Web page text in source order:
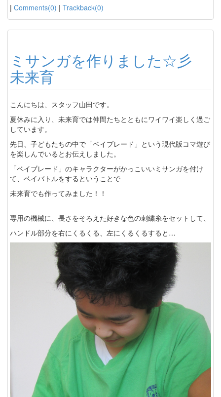
| Comments(0) | Trackback(0)
ミサンガを作りました☆彡
未来育
こんにちは、スタッフ山田です。
夏休みに入り、未来育では仲間たちとともにワイワイ楽しく過ご
しています。
先日、子どもたちの中で「ベイブレード」という現代版コマ遊び
を楽しんでいるとお伝えしました。
「ベイブレード」のキャラクターがかっこいいミサンガを付け
て、ベイバトルをするということで
未来育でも作ってみました！！
専用の機械に、長さをそろえた好きな色の刺繍糸をセットして、
ハンドル部分を右にくるくる、左にくるくるすると…